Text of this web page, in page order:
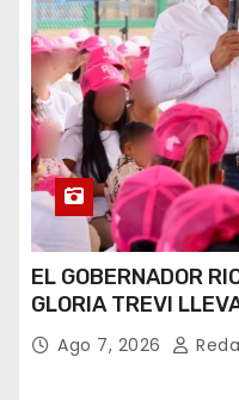
EL GOBERNADOR
GLORIA TREVI
Ago 7, 2026